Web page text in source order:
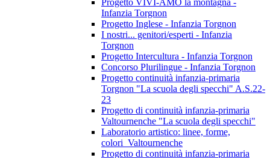
Progetto VIVI-AMO la montagna -
Infanzia Torgnon
Progetto Inglese - Infanzia Torgnon
I nostri... genitori/esperti - Infanzia
Torgnon
Progetto Intercultura - Infanzia Torgnon
Concorso Plurilingue - Infanzia Torgnon
Progetto continuità infanzia-primaria
Torgnon "La scuola degli specchi" A.S.22-
23
Progetto di continuità infanzia-primaria
Valtournenche "La scuola degli specchi"
Laboratorio artistico: linee, forme,
colori_Valtournenche
Progetto di continuità infanzia-primaria